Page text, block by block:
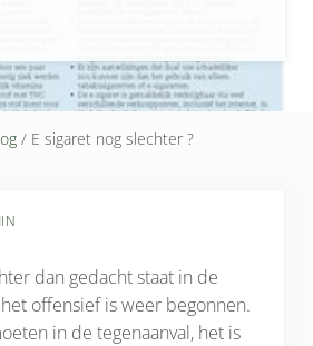
/E sigaret nog slechter ?
dan gedacht staat in de
offensief is weer begonnen.
in de tegenaanval, het is